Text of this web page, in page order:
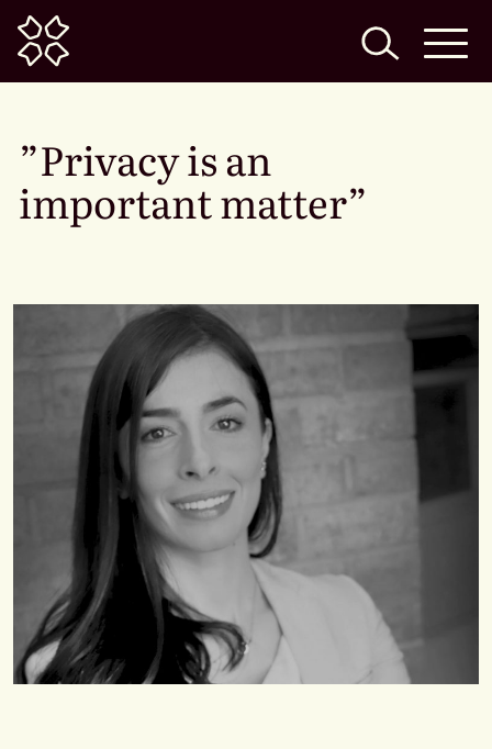
Home
”Privacy is an
important matter”